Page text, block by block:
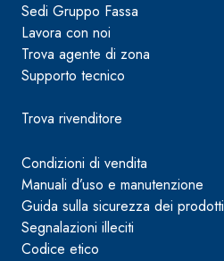
Sedi Gruppo Fassa
Lavora con noi
Trova agente di zona
Supporto tecnico
Trova rivenditore
Condizioni di vendita
Manuali d’uso e manutenzione
Guida sulla sicurezza dei prodotti
Segnalazioni illeciti
Codice etico